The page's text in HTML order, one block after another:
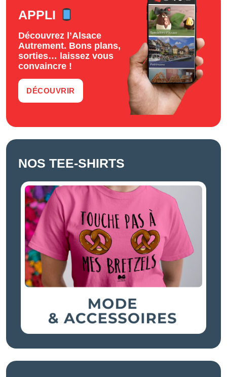
APPLI
Découvrez l’Alsace
Autrement. Bons plans,
sorties… laissez vous
convaincre !
DÉCOUVRIR
NOS TEE-SHIRTS